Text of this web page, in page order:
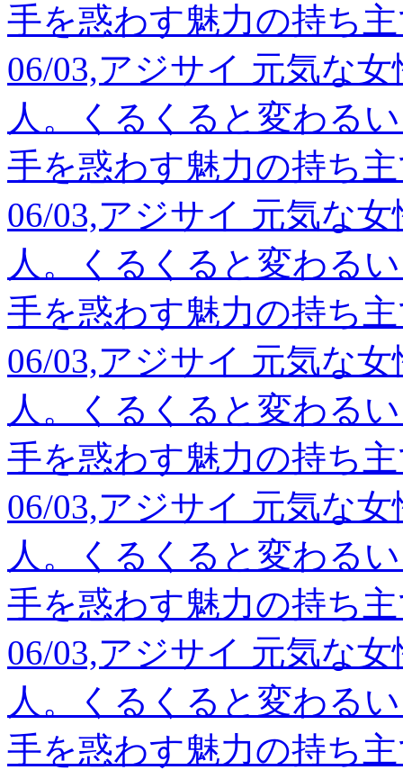
手を惑わす魅力の持ち
06/03,アジサイ 元気な
人。くるくると変わる
手を惑わす魅力の持ち
06/03,アジサイ 元気な
人。くるくると変わる
手を惑わす魅力の持ち
06/03,アジサイ 元気な
人。くるくると変わる
手を惑わす魅力の持ち
06/03,アジサイ 元気な
人。くるくると変わる
手を惑わす魅力の持ち
06/03,アジサイ 元気な
人。くるくると変わる
手を惑わす魅力の持ち